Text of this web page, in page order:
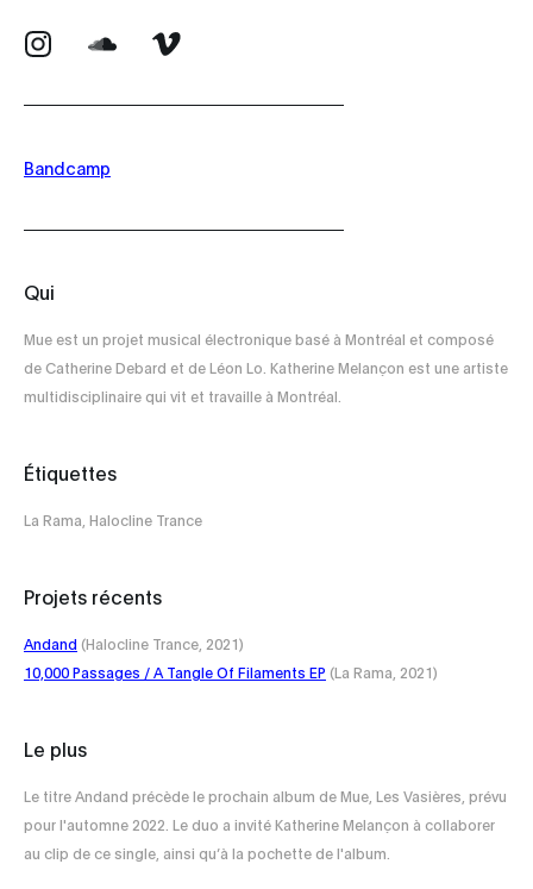
Bandcamp
Qui
Mue est un projet musical électronique basé à Montréal et composé
de Catherine Debard et de Léon Lo. Katherine Melançon est une artiste
multidisciplinaire qui vit et travaille à Montréal.
Étiquettes
La Rama, Halocline Trance
Projets récents
Andand (Halocline Trance, 2021)
10,000 Passages / A Tangle Of Filaments EP (La Rama, 2021)
Le plus
Le titre Andand précède le prochain album de Mue, Les Vasières, prévu
pour l'automne 2022. Le duo a invité Katherine Melançon à collaborer
au clip de ce single, ainsi qu’à la pochette de l'album.